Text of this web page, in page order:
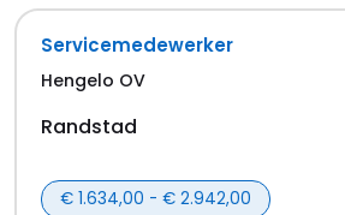
Servicemedewerker
Hengelo OV
Randstad
€ 1.634,00 - € 2.942,00